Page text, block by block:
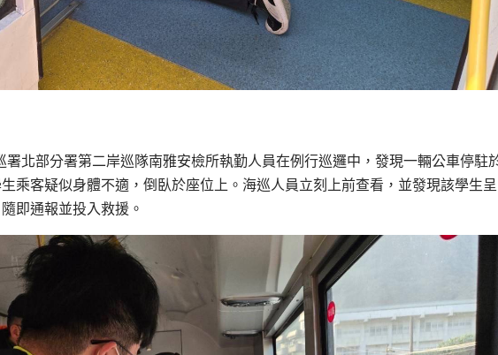
署北部分署第二岸巡隊南雅安檢所執勤人員在例行巡邏中，發現一輛公車停駐
乘客疑似身體不適，倒臥於座位上。海巡人員立刻上前查看，並發現該學生呈
即通報並投入救援。